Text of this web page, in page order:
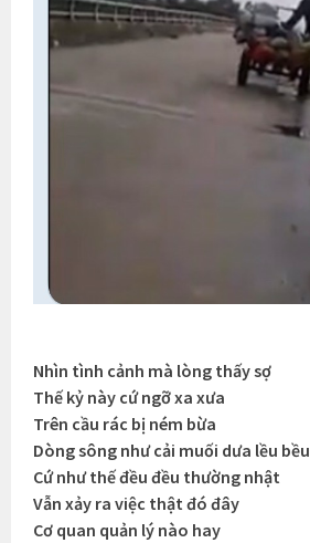
Nhìn tình cảnh mà lòng thấy sợ
Thế kỷ này cứ ngỡ xa xưa
Trên cầu rác bị ném bừa
Dòng sông như cải muối dưa lều bều
Cứ như thế đều đều thường nhật
Vẫn xảy ra việc thật đó đây
Cơ quan quản lý nào hay